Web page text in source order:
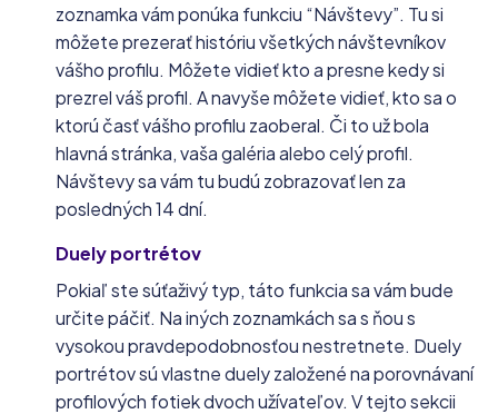
zoznamka vám ponúka funkciu “Návštevy”. Tu si
môžete prezerať históriu všetkých návštevníkov
vášho profilu. Môžete vidieť kto a presne kedy si
prezrel váš profil. A navyše môžete vidieť, kto sa o
ktorú časť vášho profilu zaoberal. Či to už bola
hlavná stránka, vaša galéria alebo celý profil.
Návštevy sa vám tu budú zobrazovať len za
posledných 14 dní.
Duely portrétov
Pokiaľ ste súťaživý typ, táto funkcia sa vám bude
určite páčiť. Na iných zoznamkách sa s ňou s
vysokou pravdepodobnosťou nestretnete. Duely
portrétov sú vlastne duely založené na porovnávaní
profilových fotiek dvoch užívateľov. V tejto sekcii